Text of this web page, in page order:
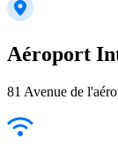
Aéroport
81 Avenue de